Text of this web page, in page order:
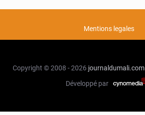
Mentions legales
Copyright © 2008 - 2026 journaldumali.com
Développé par